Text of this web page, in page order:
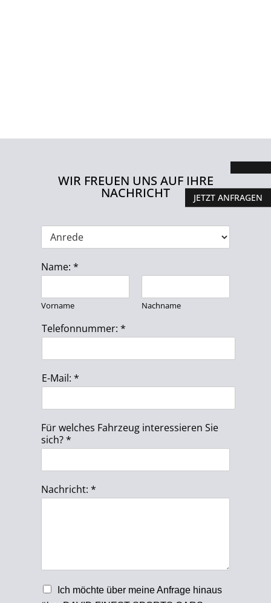
WIR FREUEN UNS AUF IHRE
NACHRICHT
e
d
Name:*
Vorname Nachname
Telefonnummer:*
E-Mail:*
Für welches Fahrzeug interessieren Sie
sich?*
Nachricht:*
N
e
Ich möchte über meine Anfrage hinaus
JETZT ANFRAGEN